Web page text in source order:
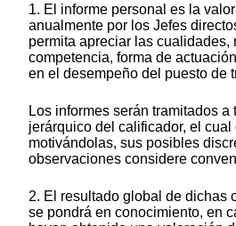
1. El informe personal es la
anualmente por los Jefes
permita apreciar las cualidades,
competencia, forma de
en el desempeño del puesto de
Los informes serán tramitados
jerárquico del calificador, el cual
motivándolas, sus posibles
observaciones considere
2. El resultado global de dichas
se pondrá en conocimiento, en